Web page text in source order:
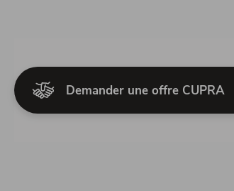
Demander une offre CUPRA